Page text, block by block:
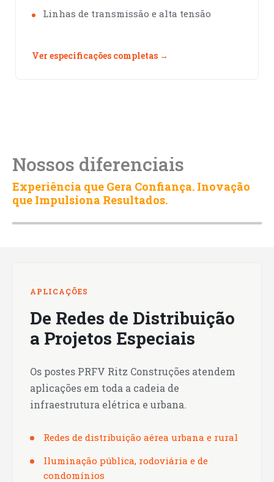
Linhas de transmissão e alta tensão
Ver especificações completas →
Nossos diferenciais
Experiência que Gera Confiança. Inovação
que Impulsiona Resultados.
APLICAÇÕES
De Redes de Distribuição
a Projetos Especiais
Os postes PRFV Ritz Construções atendem
aplicações em toda a cadeia de
infraestrutura elétrica e urbana.
Redes de distribuição aérea urbana e rural
Iluminação pública, rodoviária e de
condomínios